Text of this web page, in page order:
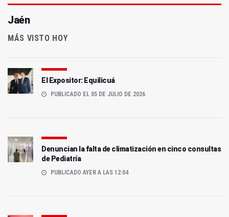
Jaén
MÁS VISTO HOY
El Expositor: Equilicuá
PUBLICADO EL 05 DE JULIO DE 2026
Denuncian la falta de climatización en cinco consultas
de Pediatría
PUBLICADO AYER A LAS 12:04